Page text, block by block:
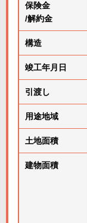
保険金
/解約金
構造
竣工年月日
引渡し
用途地域
土地面積
建物面積